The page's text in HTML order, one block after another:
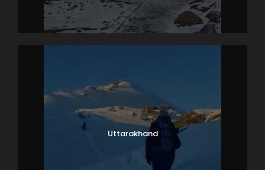
Uttarakhand